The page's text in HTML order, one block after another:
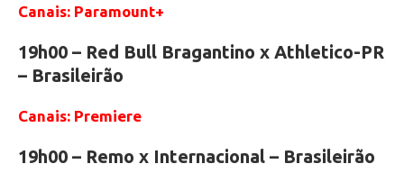
Canais: Paramount+
19h00 – Red Bull Bragantino x Athletico-PR
– Brasileirão
Canais: Premiere
19h00 – Remo x Internacional – Brasileirão